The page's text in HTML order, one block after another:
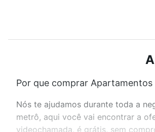
Por que comprar
Nós te ajudamos durante toda a
metrô, aqui você vai encontrar a
videochamada, é grátis, sem